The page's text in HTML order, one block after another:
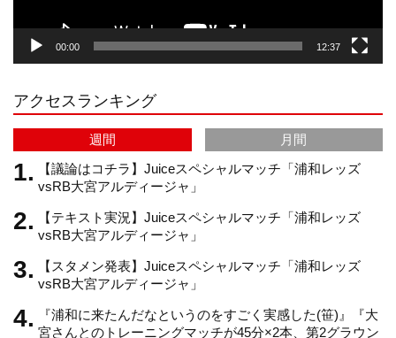
r
a
m
e
C
h
a
n
00:00 12:37
アクセスランキング
週間
月間
【議論はコチラ】Juiceスペシャルマッチ「浦和レッズ
vsRB大宮アルディージャ」
【テキスト実況】Juiceスペシャルマッチ「浦和レッズ
vsRB大宮アルディージャ」
【スタメン発表】Juiceスペシャルマッチ「浦和レッズ
vsRB大宮アルディージャ」
『浦和に来たんだなというのをすごく実感した(笹)』『大
宮さんとのトレーニングマッチが45分×2本、第2グラウン